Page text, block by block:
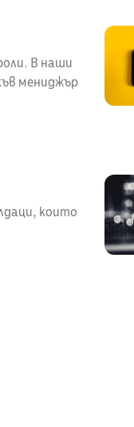
В наши
мениджър
които